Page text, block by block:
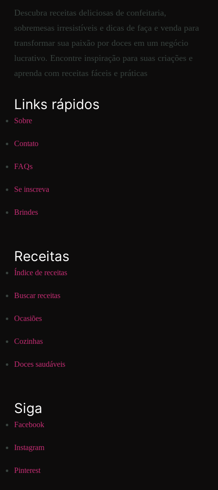
Descubra receitas deliciosas de confeitaria,
sobremesas irresistíveis e dicas de faça e venda para
transformar sua paixão por doces em um negócio
lucrativo. Encontre inspiração para suas criações e
aprenda com receitas fáceis e práticas
Links rápidos
Sobre
Contato
FAQs
Se inscreva
Brindes
Receitas
Índice de receitas
Buscar receitas
Ocasiões
Cozinhas
Doces saudáveis
Siga
Facebook
Instagram
Pinterest